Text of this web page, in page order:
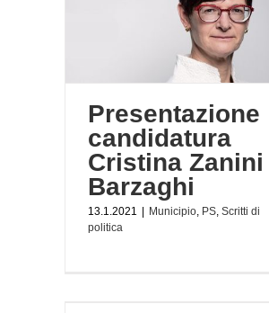
Presentazione
candidatura
Cristina Zanini
Barzaghi
13.1.2021 | Municipio PS Scritti di
politica